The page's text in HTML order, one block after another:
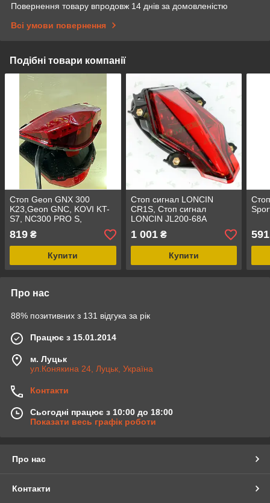
Повернення товару впродовж 14 днів за домовленістю
Всі умови повернення
Подібні товари компанії
Стоп Geon GNX 300
K23,Geon GNC, KOVI KT-
S7, NC300 PRO S,
819 ₴
Купити
Стоп сигнал LONCIN
CR1S, Стоп сигнал
LONCIN JL200-68A
1 001₴
Купити
Про нас
88% позитивних з 131 відгука за рік
Працює з 15.01.2014
м. Луцьк
ул.Конякина 24, Луцьк, Україна
Контакти
Сьогодні працює з 10:00 до 18:00
Показати весь графік роботи
Про нас
Контакти